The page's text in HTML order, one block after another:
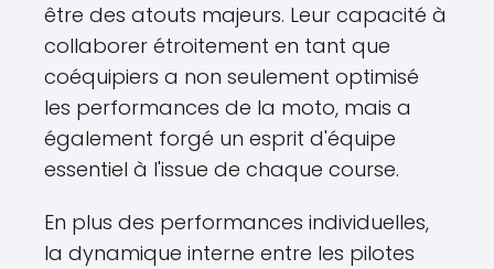
être des atouts majeurs. Leur capacité à
collaborer étroitement en tant que
coéquipiers a non seulement optimisé
les performances de la moto, mais a
également forgé un esprit d'équipe
essentiel à l'issue de chaque course.
En plus des performances individuelles,
la dynamique interne entre les pilotes